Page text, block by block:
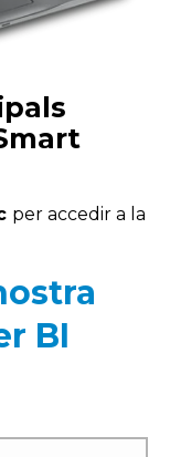
per accedir a la
BI